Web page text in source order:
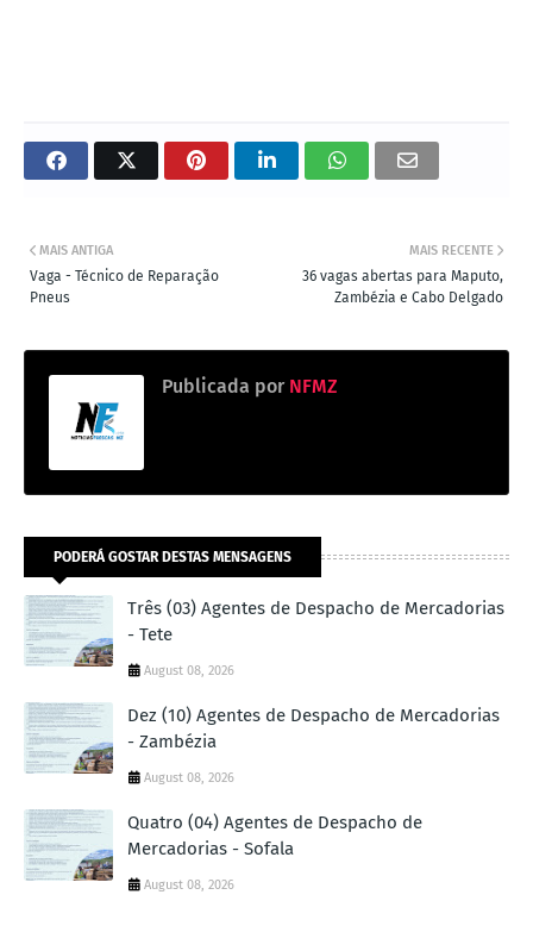
MAIS RECENTE
36 vagas abertas para Maputo,
Zambézia e Cabo Delgado
MAIS ANTIGA
Vaga - Técnico de Reparação
Pneus
Publicada por NFMZ
PODERÁ GOSTAR DESTAS MENSAGENS
Três (03) Agentes de Despacho de Mercadorias
- Tete
August 08, 2026
Dez (10) Agentes de Despacho de Mercadorias
- Zambézia
August 08, 2026
Quatro (04) Agentes de Despacho de
Mercadorias - Sofala
August 08, 2026